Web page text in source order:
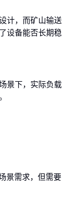
计，而矿山输送
设备能否长期稳
景下，实际负载
景需求，但需要